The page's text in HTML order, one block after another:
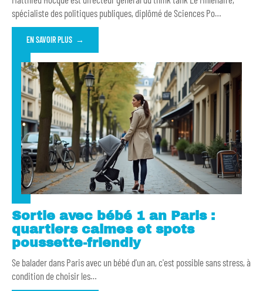
spécialiste des politiques publiques, diplômé de Sciences Po…
EN SAVOIR PLUS
Sortie avec bébé 1 an Paris :
quartiers calmes et spots
poussette-friendly
Se balader dans Paris avec un bébé d'un an, c'est possible sans stress, à
condition de choisir les…